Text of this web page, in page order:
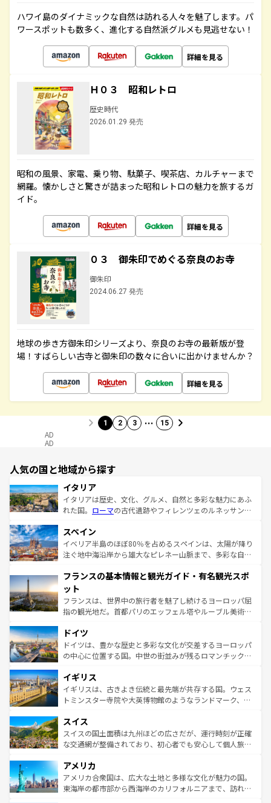
ハワイ島のダイナミックな自然は訪れる人々を魅了します。パ
ワースポットも数多く、進化する自然派グルメも見逃せない！
詳細を見る
Ｈ０３ 昭和レトロ
歴史時代
2026.01.29 発売
昭和の風景、家電、乗り物、駄菓子、喫茶店、カルチャーまで
網羅。懐かしさと驚きが詰まった昭和レトロの魅力を旅するガ
イド。
詳細を見る
０３ 御朱印でめぐる奈良のお寺
御朱印
2024.06.27 発売
地球の歩き方御朱印シリーズより、奈良のお寺の最新版が登
場！すばらしい古寺と御朱印の数々に合いに出かけませんか？
詳細を見る
1 2 3 … 15
AD
AD
人気の国と地域から探す
イタリア
イタリアは歴史、文化、グルメ、自然と多彩な魅力にあふ
れた国。 ローマの古代遺跡やフィレンツェのルネッサンス
ろん、トスカーナの美しい田園風景やアマルフィ海岸の絶
景など、自然景観も見逃せない。観光の合間には、本場の
ピザやパスタなど、絶品のイタリア料理を堪能することも
ませてくれるイタリアで、忘れられない旅をしてみよう！
なお、新着のイタリア情報は
しい。
スペイン
イベリア半島のほぼ80％を占めるスペインは、太陽が降り
注ぐ地中海沿岸から雄大なピレネー山脈まで、多彩な自然
文化が根付くこの国では、情熱的なフラメンコ、熱気あふ
れる闘牛、そして美味しいタパスが生活の一部となってい
る。首都マドリードの洗練された雰囲気や、バルセロナの
アートに溢れた街角から、地方では古代ローマ遺跡や中世
せる。地方によって風土や気候が異なるスペインはその個
性で訪れる人を魅了する。 なお、新着のスペイン情報は コ
ンテンツ一覧を参照してほしい。
フランスの基本情報と観光ガイド・有名観光スポ
ット
フランスは、世界中の旅行者を魅了し続けるヨーロッパ屈
指の観光地だ。首都パリのエッフェル塔やルーブル美術館
で、幅広い魅力が詰まっている。華麗な宮殿、歴史的な大
聖堂、美しいビーチ、そして豊かな自然が、訪れる者を心
から魅了する。また、フランスは美食の国としても知ら
いる。シャンパンの発祥地であるランス、プロヴァンスの
香り高いラベンダー畑など、多彩な楽しみ方が可能だ。さ
らに、パリ以外の地域にも魅力が溢れており、どの街角に
れる地方に足を運ぶとそれぞれで全く異なる文化を体験で
きるだろう。 なお、新着のフランス情報はコンテンツ一覧
を参照してほしい。
ドイツ
ドイツは、豊かな歴史と多彩な文化が交差するヨーロッパ
の中心に位置する国。中世の街並みが残るロマンチック街
顔を持つこの国は、どこを歩いても飽きることがない。ベ
ルリンの文化的活気、バイエルン州のアルプスの絶景、そ
してライン川沿いのワイン畑といった風景は必見。ビール
は、お酒好きな人にはぜひ体験してほしい。 なお、新着の
ドイツ情報はコンテンツ一覧を参照してほしい。
イギリス
イギリスは、古きよき伝統と最先端が共存する国。ウェス
トミンスター寺院や大英博物館のようなランドマーク、歴
リアごとに異なる魅力がある。また、優雅なアフタヌーン
ティー、ビール好きにはたまらない英国パブ、サッカー観
戦など、本場だからこそできる体験も豊富。イギリスを旅
ンツ一覧を参照してほしい。
スイス
スイスの国土面積は九州ほどの広さだが、運行時刻が正確
な交通網が整備されており、初心者でも安心して個人旅行
の建物がそのまま残る町や、スイスならではのユニークな
博物館もあり、アルプス観光だけでなく町歩きも満喫する
ことができる。国民の所得が高いため物価も高いが、旅行
アメリカ
アメリカ合衆国は、広大な土地と多様な文化が魅力の国。
東海岸の都市部から西海岸のカリフォルニアまで、訪れる